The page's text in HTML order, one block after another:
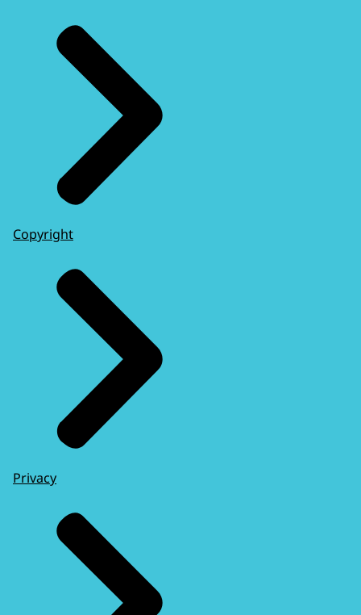
Copyright
Privacy